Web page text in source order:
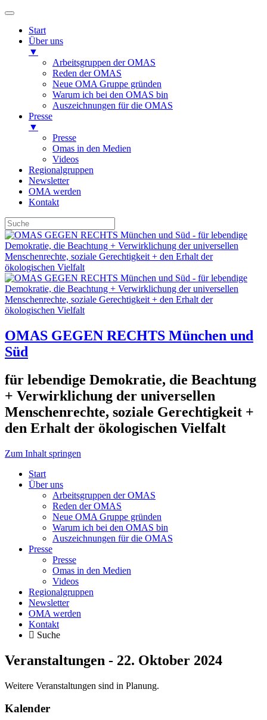
Start
Über uns
▼
Arbeitsgruppen der OMAS
Reden der OMAS
Neue OMA Gruppe gründen
Warum ich bei den OMAS bin
Auszeichnungen für die OMAS
Presse
▼
Presse
Omas in den Medien
Videos
Regionalgruppen
Newsletter
OMA werden
Kontakt
OMAS GEGEN RECHTS München und
Süd
für lebendige Demokratie, die Beachtung
+ Verwirklichung der universellen
Menschenrechte, soziale Gerechtigkeit +
den Erhalt der ökologischen Vielfalt
Zum Inhalt springen
Start
Über uns
Arbeitsgruppen der OMAS
Reden der OMAS
Neue OMA Gruppe gründen
Warum ich bei den OMAS bin
Auszeichnungen für die OMAS
Presse
Presse
Omas in den Medien
Videos
Regionalgruppen
Newsletter
OMA werden
Kontakt
Suche
Veranstaltungen - 22. Oktober 2024
Weitere Veranstaltungen sind in Planung.
Kalender